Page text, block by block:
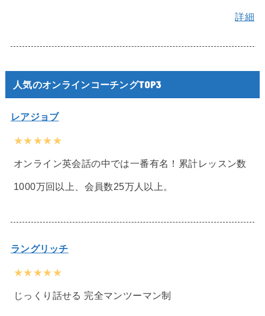
詳細
人気のオンラインコーチングTOP3
レアジョブ
★★★★★
オンライン英会話の中では一番有名！累計レッスン数
1000万回以上、会員数25万人以上。
ラングリッチ
★★★★★
じっくり話せる 完全マンツーマン制